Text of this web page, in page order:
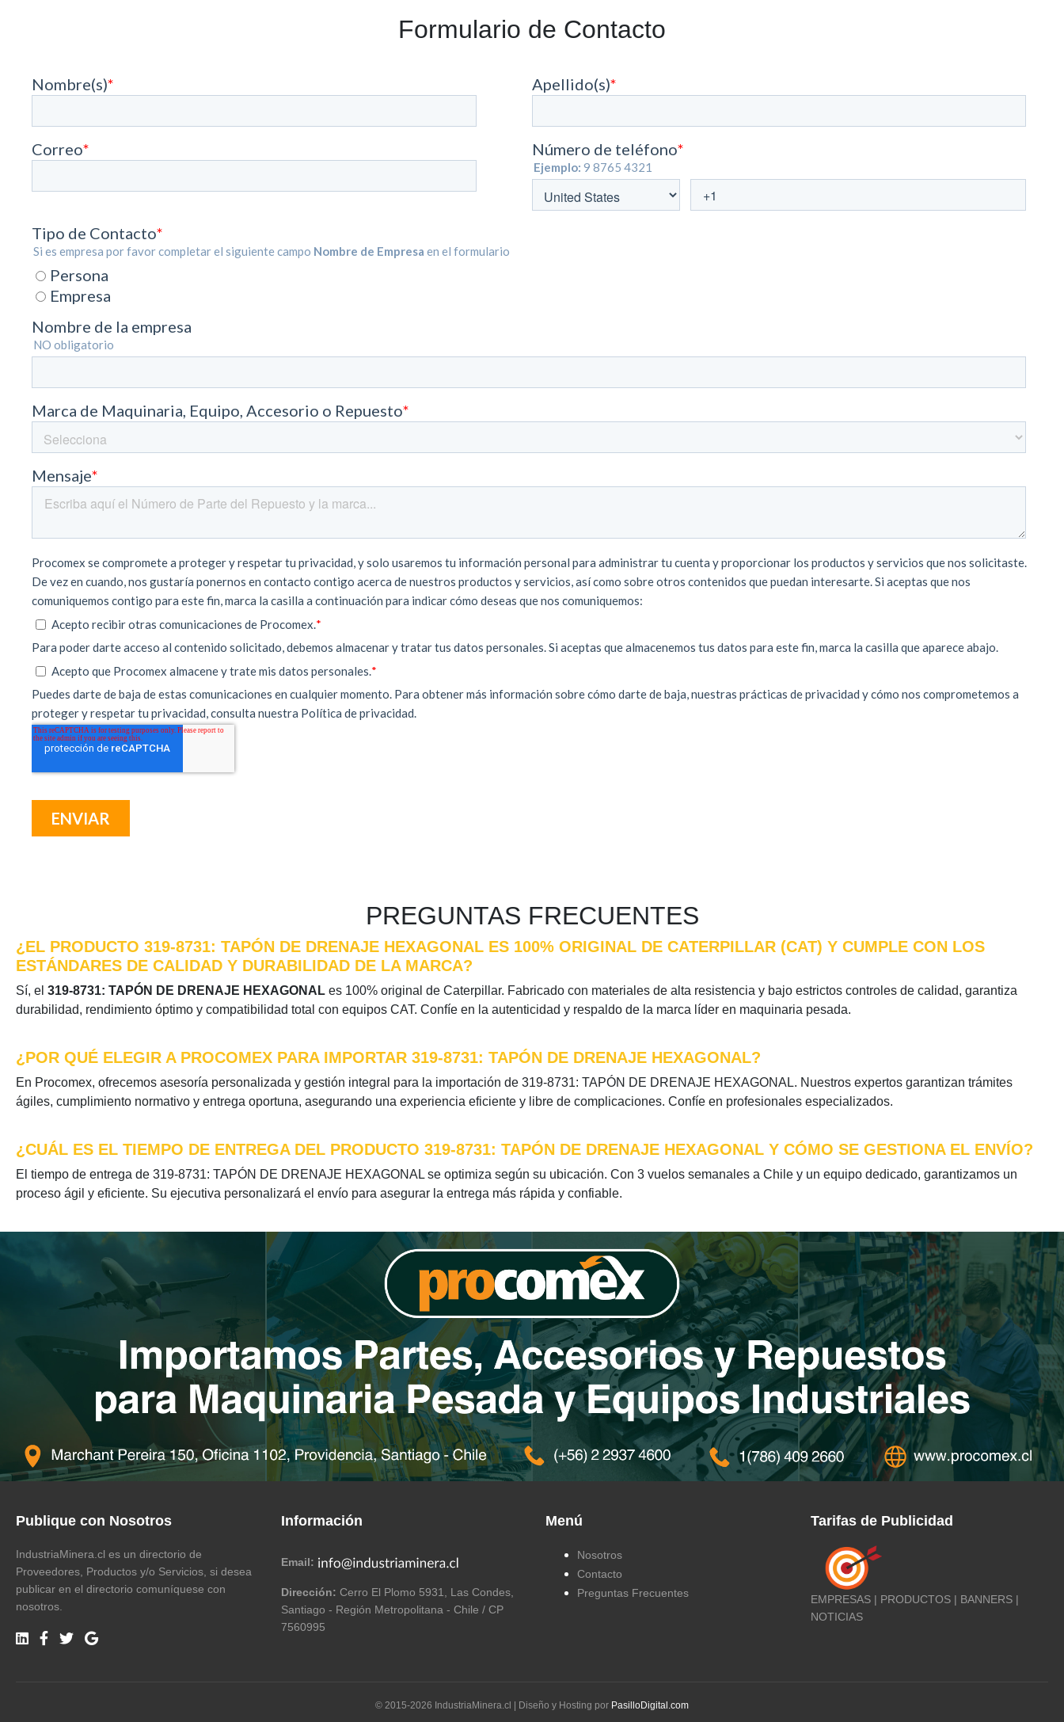
Formulario de Contacto
PREGUNTAS FRECUENTES
¿EL PRODUCTO 319-8731: TAPÓN DE DRENAJE HEXAGONAL ES 100% ORIGINAL DE CATERPILLAR (CAT) Y CUMPLE CON LOS
ESTÁNDARES DE CALIDAD Y DURABILIDAD DE LA MARCA?
Sí, el 319-8731: TAPÓN DE DRENAJE HEXAGONAL es 100% original de Caterpillar. Fabricado con materiales de alta resistencia y bajo estrictos controles de calidad, garantiza
durabilidad, rendimiento óptimo y compatibilidad total con equipos CAT. Confíe en la autenticidad y respaldo de la marca líder en maquinaria pesada.
¿POR QUÉ ELEGIR A PROCOMEX PARA IMPORTAR 319-8731: TAPÓN DE DRENAJE HEXAGONAL?
En Procomex, ofrecemos asesoría personalizada y gestión integral para la importación de 319-8731: TAPÓN DE DRENAJE HEXAGONAL. Nuestros expertos garantizan trámites
ágiles, cumplimiento normativo y entrega oportuna, asegurando una experiencia eficiente y libre de complicaciones. Confíe en profesionales especializados.
¿CUÁL ES EL TIEMPO DE ENTREGA DEL PRODUCTO 319-8731: TAPÓN DE DRENAJE HEXAGONAL Y CÓMO SE GESTIONA EL ENVÍO?
El tiempo de entrega de 319-8731: TAPÓN DE DRENAJE HEXAGONAL se optimiza según su ubicación. Con 3 vuelos semanales a Chile y un equipo dedicado, garantizamos un
proceso ágil y eficiente. Su ejecutiva personalizará el envío para asegurar la entrega más rápida y confiable.
Publique con Nosotros
IndustriaMinera.cl es un directorio de
Proveedores, Productos y/o Servicios, si desea
publicar en el directorio comuníquese con
nosotros.
Información
Email:
Dirección: Cerro El Plomo 5931, Las Condes,
Santiago - Región Metropolitana - Chile / CP
7560995
Menú
Nosotros
Contacto
Preguntas Frecuentes
Tarifas de Publicidad
EMPRESAS | PRODUCTOS | BANNERS |
NOTICIAS
© 2015-2026 IndustriaMinera.cl | Diseño y Hosting por PasilloDigital.com